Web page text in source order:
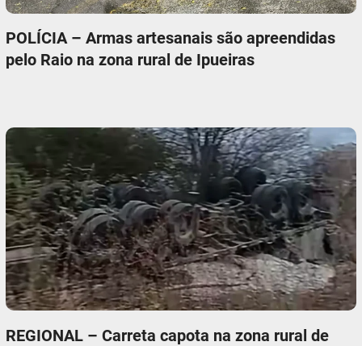
POLÍCIA – Armas artesanais são apreendidas
pelo Raio na zona rural de Ipueiras
REGIONAL – Carreta capota na zona rural de